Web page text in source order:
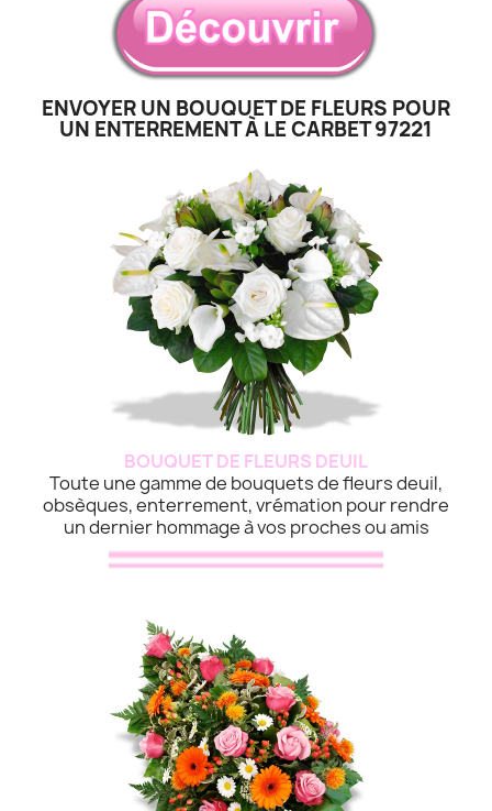
ENVOYER UN BOUQUET DE FLEURS POUR
UN ENTERREMENT À LE CARBET 97221
BOUQUET DE FLEURS DEUIL
Toute une gamme de bouquets de fleurs deuil,
obsèques, enterrement, vrémation pour rendre
un dernier hommage à vos proches ou amis